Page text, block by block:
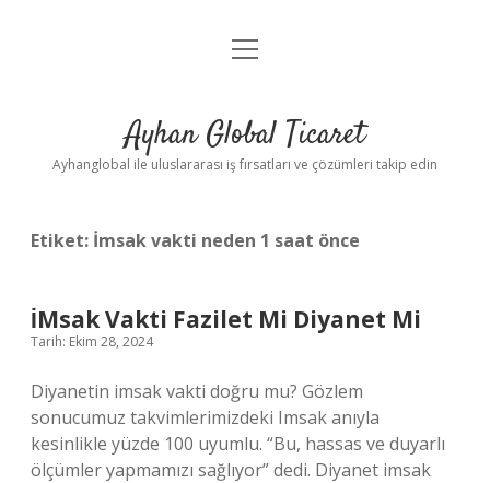
Anasayfa
Yasal Uyarı
menüyü
Ayhan Global Ticaret
Ayhanglobal ile uluslararası iş fırsatları ve çözümleri takip edin
Etiket: İmsak vakti neden 1 saat önce
İMsak Vakti Fazilet Mi Diyanet Mi
Tarih: Ekim 28, 2024
Diyanetin imsak vakti doğru mu? Gözlem
sonucumuz takvimlerimizdeki Imsak anıyla
kesinlikle yüzde 100 uyumlu. “Bu, hassas ve duyarlı
ölçümler yapmamızı sağlıyor” dedi. Diyanet imsak